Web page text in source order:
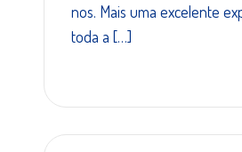
nos. Mais uma excelente
toda a […]